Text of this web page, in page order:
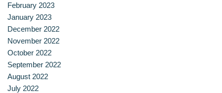
February 2023
January 2023
December 2022
November 2022
October 2022
September 2022
August 2022
July 2022